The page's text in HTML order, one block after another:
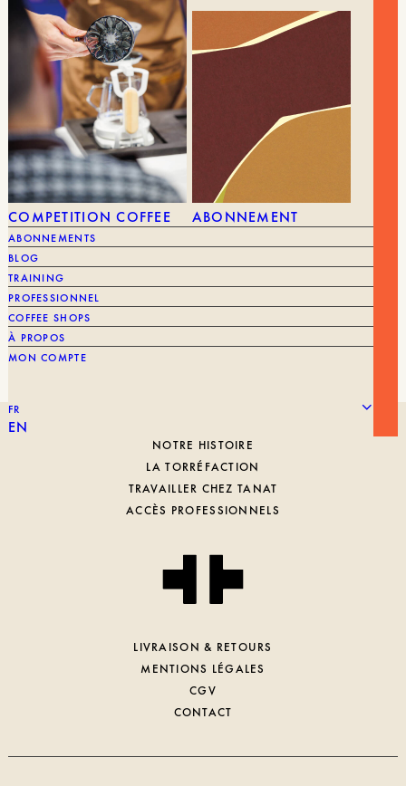
COMPETITION COFFEE ABONNEMENT
ABONNEMENTS
BLOG
TRAINING
PROFESSIONNEL
COFFEE SHOPS
À PROPOS
MON COMPTE
FR
EN
TAMPER DYNAMOMÉTRIQUE IMPULSE
69,00€
MARQUE
Timemore
ACCESSOIRE
42,00€
MARQUE
NOTRE HISTOIRE
LA TORRÉFACTION
TRAVAILLER CHEZ TANAT
ACCÈS PROFESSIONNELS
LIVRAISON & RETOURS
MENTIONS LÉGALES
CGV
CONTACT